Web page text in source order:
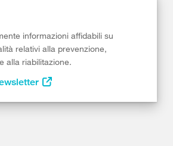
informazioni affidabili su
relativi alla prevenzione,
alla riabilitazione.